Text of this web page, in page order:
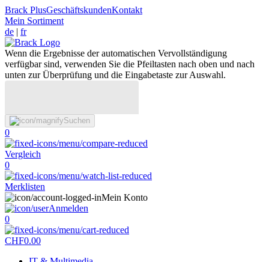
Brack PlusGeschäftskundenKontakt
Mein Sortiment
de | fr
Wenn die Ergebnisse der automatischen Vervollständigung
verfügbar sind, verwenden Sie die Pfeiltasten nach oben und nach
unten zur Überprüfung und die Eingabetaste zur Auswahl.
Suchen
0
Vergleich
0
Merklisten
Mein Konto
Anmelden
0
CHF0.00